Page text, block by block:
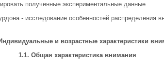
полученные экспериментальные данные.
- исследование особенностей распределения
и возрастные характеристики
1.1. Общая характеристика внимания